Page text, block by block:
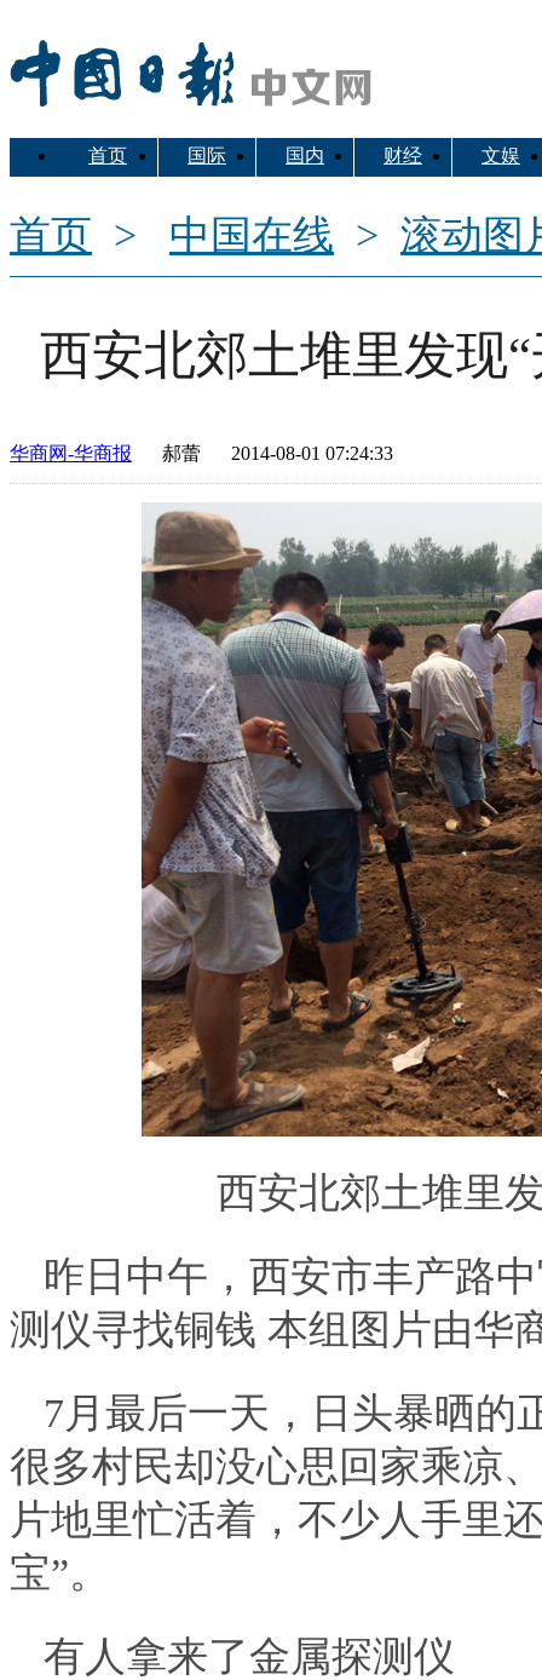
中国搜
首页 国际 国内 财经 文娱
首页 > 中国在线 > 滚动图
西安北郊土堆里发现
华商网-华商报 郝蕾 2014-08-01 07:24:33
西安北郊土堆里发
昨日中午，西安市丰产路
测仪寻找铜钱 本组图片由华
7月最后一天，日头暴晒的
很多村民却没心思回家乘凉
片地里忙活着，不少人手里
宝”。
有人拿来了金属探测仪